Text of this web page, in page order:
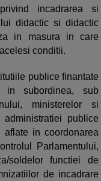
incadrarea si
didactic si didactic
in masura in care
conditii.
publice finantate
in subordinea, sub
ministerelor si
publice
in coordonarea
Parlamentului,
soldelor functiei de
de incadrare